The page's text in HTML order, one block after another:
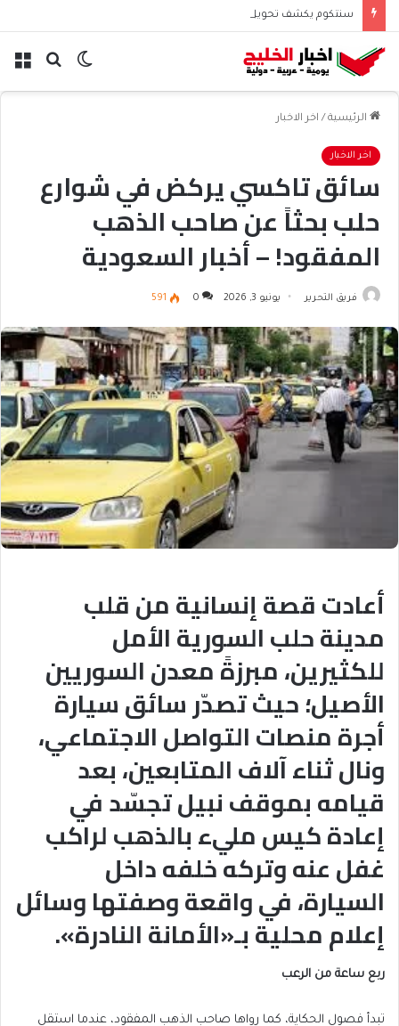
سنتكوم يكشف تحويل مسار 48 سفينة منذ استئناف حصار إيران
بحث الوضع
الرئيسية / اخر الاخبار
اخر الاخبار
سائق تاكسي يركض في شوارع
حلب بحثاً عن صاحب الذهب
المفقود! – أخبار السعودية
فريق التحرير يونيو 3, 2026 0
591
أعادت قصة إنسانية من قلب
مدينة حلب السورية الأمل
للكثيرين، مبرزةً معدن السوريين
الأصيل؛ حيث تصدّر سائق سيارة
أجرة منصات التواصل الاجتماعي،
ونال ثناء آلاف المتابعين، بعد
قيامه بموقف نبيل تجسّد في
إعادة كيس مليء بالذهب لراكب
غفل عنه وتركه خلفه داخل
السيارة، في واقعة وصفتها وسائل
إعلام محلية بـ«الأمانة النادرة».
ربع ساعة من الرعب
تبدأ فصول الحكاية، كما رواها صاحب الذهب المفقود، عندما استقل